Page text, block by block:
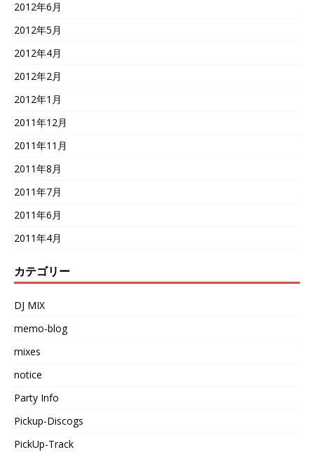
2012年6月
2012年5月
2012年4月
2012年2月
2012年1月
2011年12月
2011年11月
2011年8月
2011年7月
2011年6月
2011年4月
カテゴリー
DJ MIX
memo-blog
mixes
notice
Party Info
Pickup-Discogs
PickUp-Track